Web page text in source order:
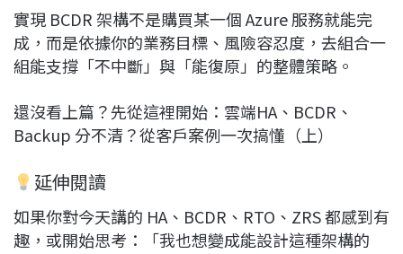
實現 BCDR 架構不是購買某一個 Azure 服務就能完
成，而是依據你的業務目標、風險容忍度，去組合一
組能支撐「不中斷」與「能復原」的整體策略。
還沒看上篇？先從這裡開始：雲端HA、BCDR、
Backup 分不清？從客戶案例一次搞懂（上）
延伸閱讀
如果你對今天講的 HA、BCDR、RTO、ZRS 都感到有
趣，或開始思考：「我也想變成能設計這種架構的